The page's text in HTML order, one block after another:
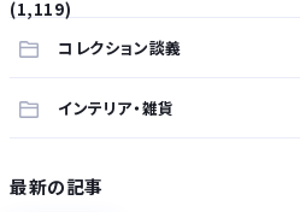
(1,119)
コレクション談義
インテリア・雑貨
最新の記事